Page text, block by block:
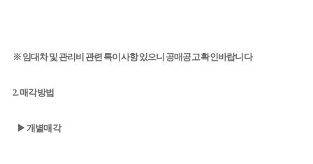
※ 임대차 및 관리비 관련 특이사항 있으니 공매공고 확인바랍니다
2. 매각방법
▶ 개별매각